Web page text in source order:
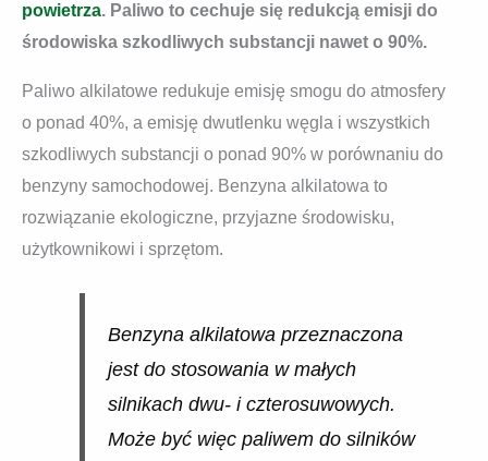
powietrza. Paliwo to cechuje się redukcją emisji do
środowiska szkodliwych substancji nawet o 90%.
Paliwo alkilatowe redukuje emisję smogu do atmosfery
o ponad 40%, a emisję dwutlenku węgla i wszystkich
szkodliwych substancji o ponad 90% w porównaniu do
benzyny samochodowej. Benzyna alkilatowa to
rozwiązanie ekologiczne, przyjazne środowisku,
użytkownikowi i sprzętom.
Benzyna alkilatowa przeznaczona
jest do stosowania w małych
silnikach dwu- i czterosuwowych.
Może być więc paliwem do silników